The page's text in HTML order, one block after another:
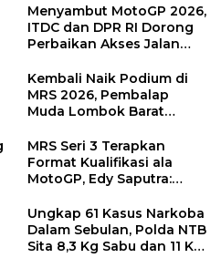
Kemenangan
Menyambut MotoGP 2026,
ITDC dan DPR RI Dorong
Perbaikan Akses Jalan
di KEK Mandalika
Kembali Naik Podium di
MRS 2026, Pembalap
Muda Lombok Barat
Menuju Tingkat Asia
MRS Seri 3 Terapkan
Format Kualifikasi ala
MotoGP, Edy Saputra:
dan Efektif
Ungkap 61 Kasus Narkoba
Dalam Sebulan, Polda NTB
Sita 8,3 Kg Sabu dan 11 Kg